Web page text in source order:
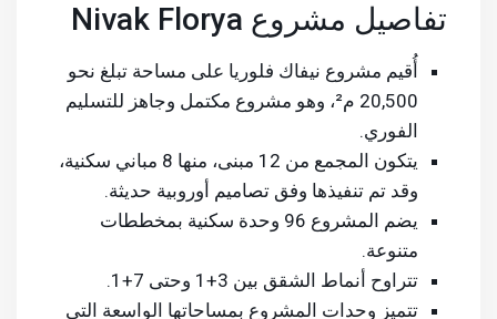
تفاصيل مشروع Nivak Florya
أُقيم مشروع نيفاك فلوريا على مساحة تبلغ نحو
20,500 م²، وهو مشروع مكتمل وجاهز للتسليم
الفوري.
يتكون المجمع من 12 مبنى، منها 8 مباني سكنية،
وقد تم تنفيذها وفق تصاميم أوروبية حديثة.
يضم المشروع 96 وحدة سكنية بمخططات
متنوعة.
تتراوح أنماط الشقق بين 3+1 وحتى 7+1.
تتميز وحدات المشروع بمساحاتها الواسعة التي